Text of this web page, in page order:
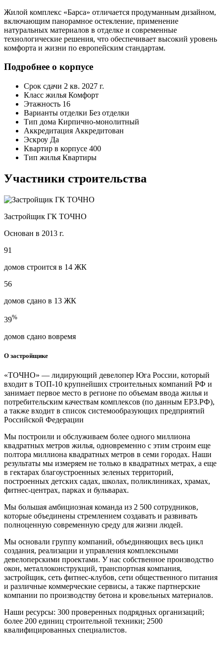
Жилой комплекс «Барса» отличается продуманным дизайном,
включающим панорамное остекление, применение
натуральных материалов в отделке и современные
технологические решения, что обеспечивает высокий уровень
комфорта и жизни по европейским стандартам.
Подробнее о корпусе
Срок сдачи 2 кв. 2027 г.
Класс жилья Комфорт
Этажность 16
Варианты отделки Без отделки
Тип дома Кирпично-монолитный
Аккредитация Аккредитован
Эскроу Да
Квартир в корпусе 400
Тип жилья Квартиры
Участники строительства
Застройщик ГК ТОЧНО
Основан в 2013 г.
91
домов строится в 14 ЖК
56
домов сдано в 13 ЖК
39%
домов сдано вовремя
О застройщике
«ТОЧНО» — лидирующий девелопер Юга России, который
входит в ТОП-10 крупнейших строительных компаний РФ и
занимает первое место в регионе по объемам ввода жилья и
потребительским качествам комплексов (по данным ЕРЗ.РФ),
а также входит в список системообразующих предприятий
Российской Федерации
Мы построили и обслуживаем более одного миллиона
квадратных метров жилья, одновременно с этим строим еще
полтора миллиона квадратных метров в семи городах. Наши
результаты мы измеряем не только в квадратных метрах, а еще
в гектарах благоустроенных зеленых территорий,
построенных детских садах, школах, поликлиниках, храмах,
фитнес-центрах, парках и бульварах.
Мы большая амбициозная команда из 2 500 сотрудников,
которые объединены стремлением создавать и развивать
полноценную современную среду для жизни людей.
Мы основали группу компаний, объединяющих весь цикл
создания, реализации и управления комплексными
девелоперскими проектами. У нас собственное производство
окон, металлоконструкций, транспортная компания,
застройщик, сеть фитнес-клубов, сети общественного питания
и различные коммерческие сервисы, а также партнерские
компании по производству бетона и кровельных материалов.
Наши ресурсы: 300 проверенных подрядных организаций;
более 200 единиц строительной техники; 2500
квалифицированных специалистов.